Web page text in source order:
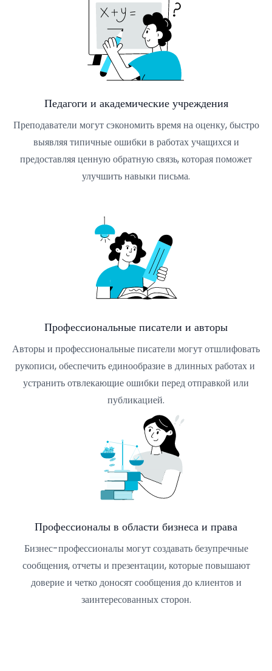
Педагоги и академические учреждения
Преподаватели могут сэкономить время на оценку, быстро
выявляя типичные ошибки в работах учащихся и
предоставляя ценную обратную связь, которая поможет
улучшить навыки письма.
Профессиональные писатели и авторы
Авторы и профессиональные писатели могут отшлифовать
рукописи, обеспечить единообразие в длинных работах и ​​
устранить отвлекающие ошибки перед отправкой или
публикацией.
Профессионалы в области бизнеса и права
Бизнес-профессионалы могут создавать безупречные
сообщения, отчеты и презентации, которые повышают
доверие и четко доносят сообщения до клиентов и
заинтересованных сторон.